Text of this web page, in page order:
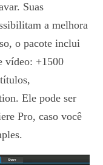
Suas
a melhora
o pacote inclui
vídeo: +1500
Ele pode ser
Pro, caso você